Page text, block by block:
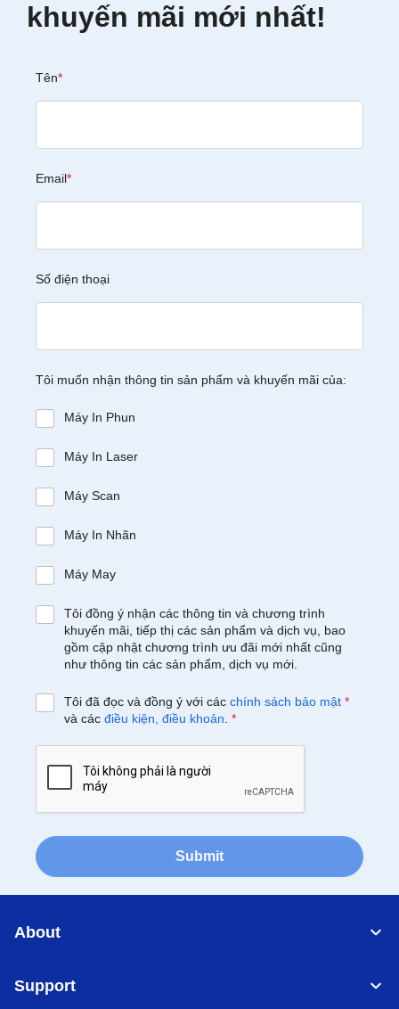
khuyến mãi mới nhất!
Tên*
Email*
Số điện thoại
Tôi muốn nhận thông tin sản phẩm và khuyến mãi của:
Máy In Phun
Máy In Laser
Máy Scan
Máy In Nhãn
Máy May
Tôi đồng ý nhận các thông tin và chương trình
khuyến mãi, tiếp thị các sản phẩm và dịch vụ, bao
gồm cập nhật chương trình ưu đãi mới nhất cũng
như thông tin các sản phẩm, dịch vụ mới.
Tôi đã đọc và đồng ý với các chính sách bảo mật *
và các điều kiện, điều khoản *
Submit
About
Support